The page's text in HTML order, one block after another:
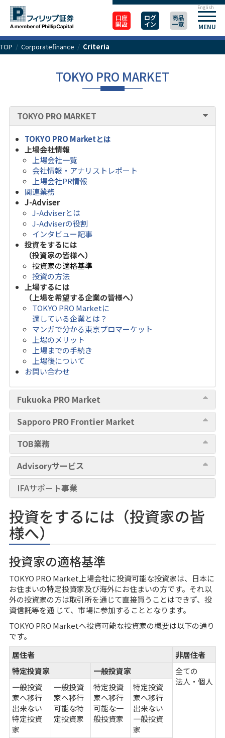
口座
開設
ログ
イン
商品
一覧 MENU
English
TOP / Corporatefinance / Criteria
TOKYO PRO MARKET
TOKYO PRO MARKET
TOKYO PRO Marketとは
上場会社情報
上場会社一覧
会社情報・アナリストレポート
上場会社PR情報
関連業務
J-Adviser
J-Adviserとは
J-Adviserの役割
インタビュー記事
投資をするには
（投資家の皆様へ）
投資家の適格基準
投資の方法
上場するには
（上場を希望する企業の皆様へ）
TOKYO PRO Marketに
適している企業とは？
マンガで分かる東京プロマーケット
上場のメリット
上場までの手続き
上場後について
お問い合わせ
Fukuoka PRO Market
Sapporo PRO Frontier Market
TOB業務
Advisoryサービス
IFAサポート事業
投資をするには（投資家の皆
様へ）
投資家の適格基準
TOKYO PRO Market上場会社に投資可能な投資家は、日本に
お住まいの特定投資家及び海外にお住まいの方です。それ以
外の投資家の方は取引所を通じて直接買うことはできず、投
資信託等を通 じて、市場に参加することとなります。
TOKYO PRO Marketへ投資可能な投資家の概要は以下の通り
です。
居住者
非居住者
特定投資家
一般投資家
全ての
法人・個人
一般投資
家へ移行
出来ない
特定投資
家
一般投資
家へ移行
可能な特
定投資家
特定投資
家へ移行
可能な一
般投資家
特定投資
家へ移行
出来ない
一般投資
家